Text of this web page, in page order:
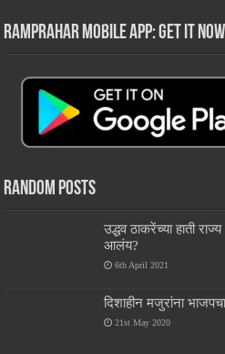
RamPrahar Mobile App: Get it
Random Posts
उद्धव ठाकरेंच्या हाती
आलंय?
6th April 2021
दिशाहीन मजुरांना
21st May 2020